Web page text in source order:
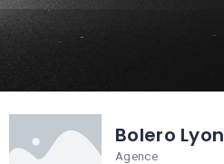
Bolero Lyon
Agence